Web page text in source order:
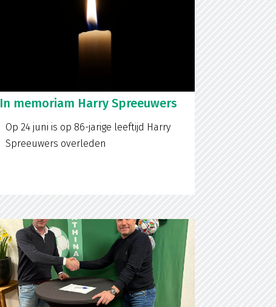
In memoriam Harry Spreeuwers
Op 24 juni is op 86-jarige leeftijd Harry
Spreeuwers overleden